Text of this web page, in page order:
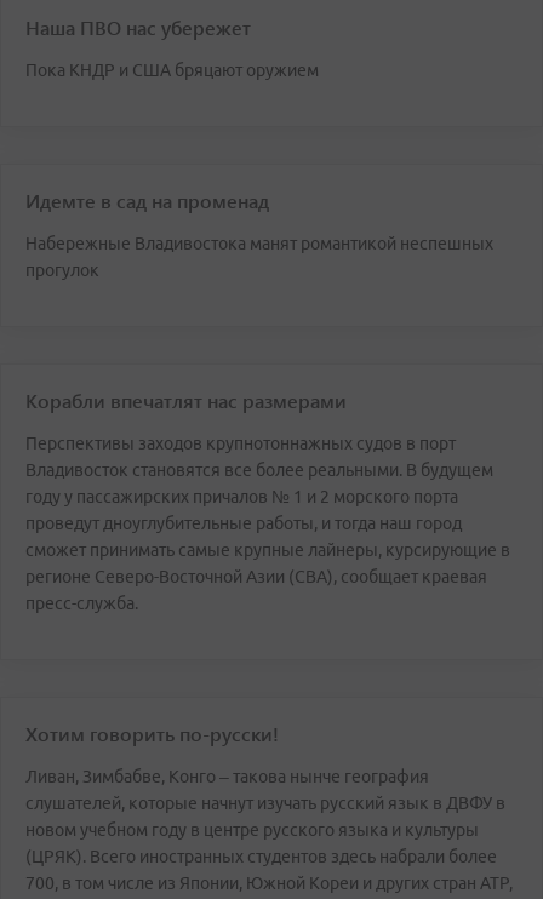
Наша ПВО нас убережет
Пока КНДР и США бряцают оружием
Идемте в сад на променад
Набережные Владивостока манят романтикой неспешных
прогулок
Корабли впечатлят нас размерами
Перспективы заходов крупнотоннажных судов в порт
Владивосток становятся все более реальными. В будущем
году у пассажирских причалов № 1 и 2 морского порта
проведут дноуглубительные работы, и тогда наш город
сможет принимать самые крупные лайнеры, курсирующие в
регионе Северо-Восточной Азии (СВА), сообщает краевая
пресс-служба.
Хотим говорить по-русски!
Ливан, Зимбабве, Конго – такова нынче география
слушателей, которые начнут изучать русский язык в ДВФУ в
новом учебном году в центре русского языка и культуры
(ЦРЯК). Всего иностранных студентов здесь набрали более
700, в том числе из Японии, Южной Кореи и других стран АТР,